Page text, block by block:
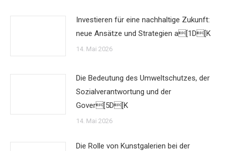
Investieren für eine nachhaltige Zukunft:
neue Ansätze und Strategien a[1D[K
14. Mai 2026
Die Bedeutung des Umweltschutzes, der
Sozialverantwortung und der
Gover[5D[K
14. Mai 2026
Die Rolle von Kunstgalerien bei der